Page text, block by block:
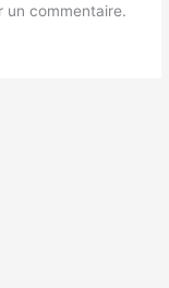
un commentaire.